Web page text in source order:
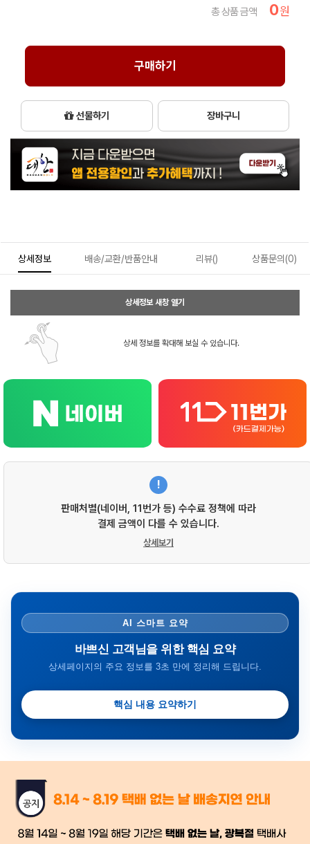
총 상품 금액 0원
구매하기
선물하기 장바구니
상세정보 배송/교환/반품안내 리뷰() 상품문의(0)
상세정보 새창 열기
상세 정보를 확대해 보실 수 있습니다.
!
판매처별(네이버, 11번가 등) 수수료 정책에 따라
결제 금액이 다를 수 있습니다.
상세보기
AI 스마트 요약
바쁘신 고객님을 위한 핵심 요약
상세페이지의 주요 정보를 3초 만에 정리해 드립니다.
핵심 내용 요약하기
금일 시세가 적용
배송
시작 후 환불이 불가